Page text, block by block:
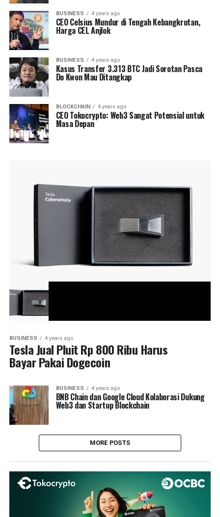
BUSINESS 4 years ago
CEO Celsius Mundur di Tengah Kebangkrutan,
Harga CEL Anjlok
BUSINESS 4 years ago
Kasus Transfer 3.313 BTC Jadi Sorotan Pasca
Do Kwon Mau Ditangkap
BLOCKCHAIN 4 years ago
CEO Tokocrypto: Web3 Sangat Potensial untuk
Masa Depan
BUSINESS 4 years ago
Tesla Jual Pluit Rp 800 Ribu Harus
Bayar Pakai Dogecoin
BUSINESS 4 years ago
BNB Chain dan Google Cloud Kolaborasi Dukung
Web3 dan Startup Blockchain
MORE POSTS